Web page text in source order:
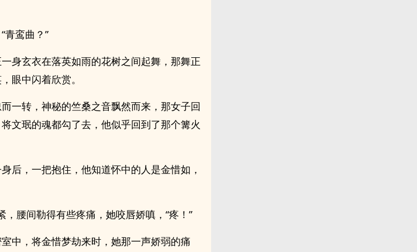
青鸾曲？”
身玄衣在落英如雨的花树之间起舞，那舞正
眼中闪着欣赏。
一转，神秘的竺桑之音飘然而来，那女子回
文珉的魂都勾了去，他似乎回到了那个篝火
后，一把抱住，他知道怀中的人是金惜如，
，腰间勒得有些疼痛，她咬唇娇嗔，“疼！”
中，将金惜梦劫来时，她那一声娇弱的痛